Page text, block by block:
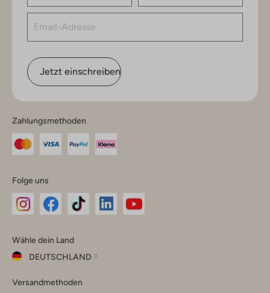
Jetzt einschreiben
Zahlungsmethoden
Folge uns
Instagram
Facebook
TikTok
Wähle dein Land
DEUTSCHLAND
dein
Versandmethoden